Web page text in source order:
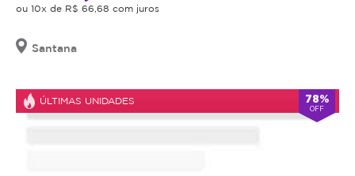
ou 10x de R$ 66,68 com juros
Santana
ÚLTIMAS UNIDADES 78%
OFF